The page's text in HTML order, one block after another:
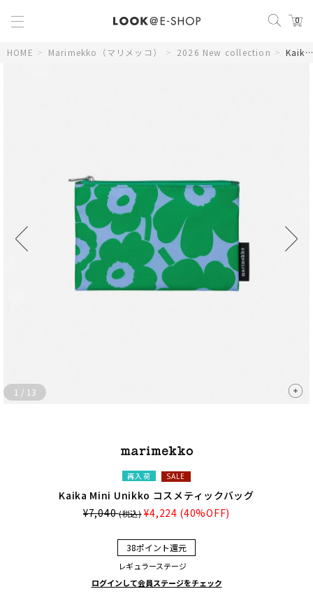
0
HOME > Marimekko（マリメッコ） > 2026 New collection > Kaika Mini Unikko コスメティックバッグ
1 / 13
再入荷 SALE
Kaika Mini Unikko コスメティックバッグ
¥7,040(税込) ¥4,224 (40%OFF)
38ポイント還元
レギュラーステージ
ログインして会員ステージをチェック